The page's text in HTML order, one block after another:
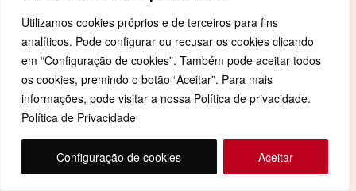
Utilizamos cookies próprios e de terceiros para fins
analíticos. Pode configurar ou recusar os cookies clicando
em “Configuração de cookies”. Também pode aceitar todos
os cookies, premindo o botão “Aceitar”. Para mais
informações, pode visitar a nossa Política de privacidade.
Política de Privacidade
Configuração de cookies Aceitar